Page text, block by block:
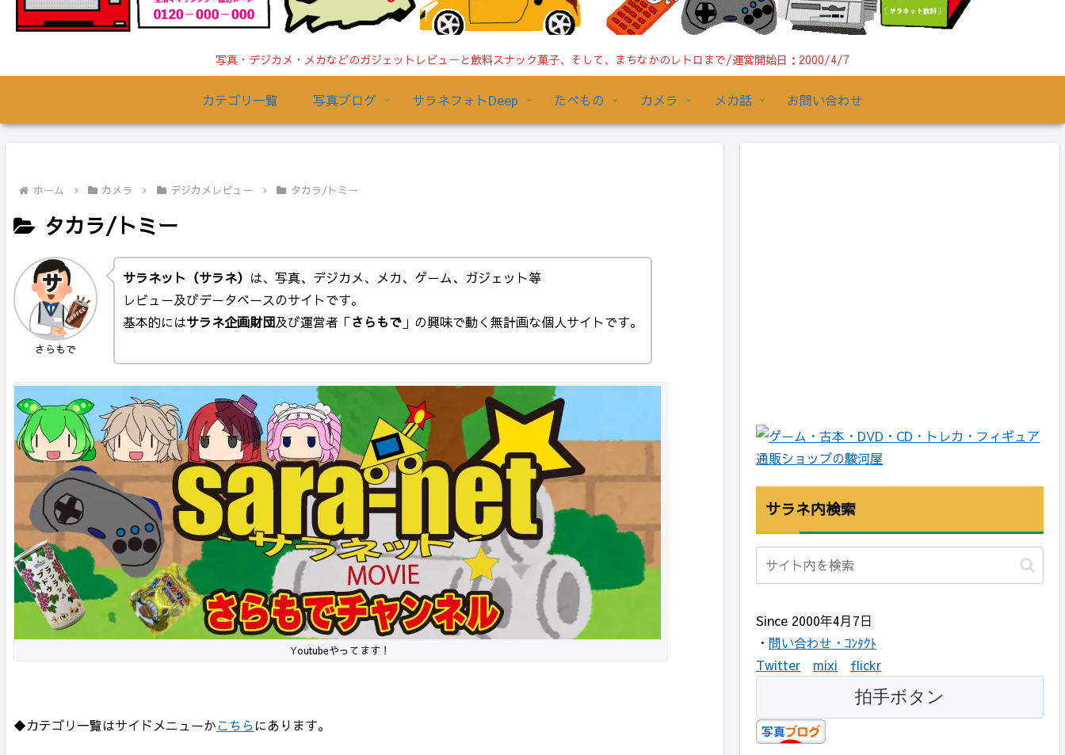
写真・デジカメ・メカなどのガジェットレビューと飲料スナック菓子、そして、まちなかのレトロまで/運営開始日：2000/4/7
カテゴリ一覧 写真ブログ サラネフォトDeep たべもの カメラ メカ話 お問い合わせ
ホーム カメラ デジカメレビュー タカラ/トミー
タカラ/トミー
さらもで
サラネット（サラネ） は、写真、デジカメ、メカ、ゲーム、ガジェット等
レビュー及びデータベースのサイトです。
基本的にはサラネ企画財団及び運営者「さらもで 」の興味で動く無計画な個人サイトです。
Youtubeやってます！
◆カテゴリ一覧はサイドメニューかこちら にあります。
サラネ内検索
Since 2000年4月7日
・ 問い合わせ・ｺﾝﾀｸﾄ
Twitter
mixi flickr